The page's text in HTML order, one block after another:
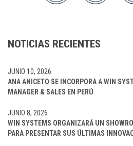
NOTICIAS RECIENTES
ANA ANICETO SE INCORPORA A WIN
MANAGER & SALES EN PERÚ
JUNIO 10, 2026
WIN SYSTEMS ORGANIZARÁ UN
PARA PRESENTAR SUS ÚLTIMAS
JUNIO 8, 2026